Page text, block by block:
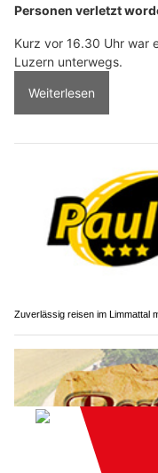
Personen verletzt
Kurz vor 16.30 Uhr war
Luzern unterwegs.
Weiterlesen
Zuverlässig reisen im Limmattal